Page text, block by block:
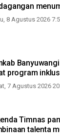
8 Agustus 2026
program
7 Agustus 2026
Timnas
talenta